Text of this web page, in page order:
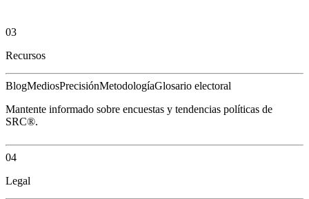
03
Recursos
BlogMediosPrecisiónMetodologíaGlosario electoral
Mantente informado sobre encuestas y tendencias políticas de
SRC®.
04
Legal